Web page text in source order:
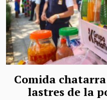
Comida
lastres de la